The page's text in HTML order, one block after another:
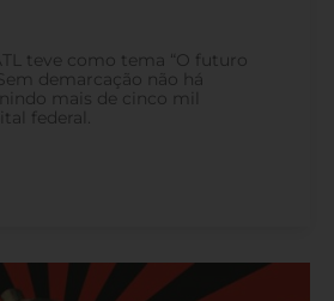
teve como tema “O futuro
demarcação não há
mais de cinco mil
federal.